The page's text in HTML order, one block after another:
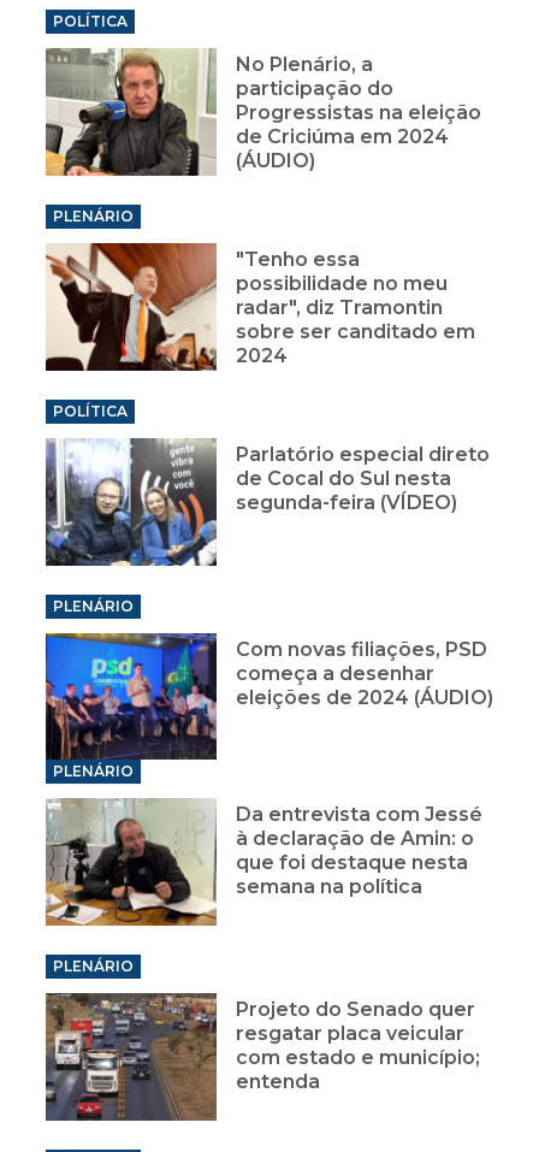
POLÍTICA
No Plenário, a
participação do
Progressistas na eleição
de Criciúma em 2024
(ÁUDIO)
PLENÁRIO
"Tenho essa
possibilidade no meu
radar", diz Tramontin
sobre ser canditado em
2024
POLÍTICA
Parlatório especial direto
de Cocal do Sul nesta
segunda-feira (VÍDEO)
PLENÁRIO
Com novas filiações, PSD
começa a desenhar
eleições de 2024 (ÁUDIO)
PLENÁRIO
Da entrevista com Jessé
à declaração de Amin: o
que foi destaque nesta
semana na política
PLENÁRIO
Projeto do Senado quer
resgatar placa veicular
com estado e município;
entenda